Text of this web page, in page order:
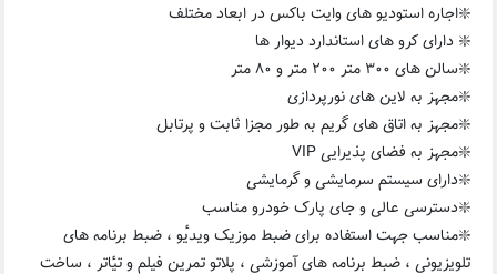
❇️اجاره استودیو های وایت باکس در ابعاد مختلف
❇️ دارای کرو های استاندارد دیوار ها
❇️سالن های ۳۰۰ متر ۲۰۰ متر و ۸۰ متر
❇️مجهز به لاین های نورپردازی
❇️مجهز به اتاق های گریم به طور مجزا ثابت و پرتابل
❇️مجهز به فضای پذیرایی VIP
❇️دارای سیستم سرمایشی و گرمایشی
❇️دسترسی عالی و جای پارک خودرو مناسب
❇️مناسب جهت استفاده برای ضبط موزیک ویدیٔو ، ضبط برنامه های
تلویزیونی ، ضبط برنامه های آموزشی ، پلاتو تمرین فیلم و تیٔاتر ، ساخت